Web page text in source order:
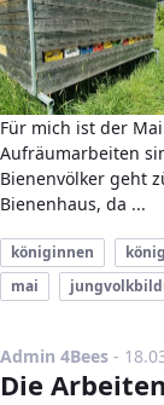
Für mich ist der
Aufräumarbeiten
Bienenvölker geht
Bienenhaus, da ...
königinnen
mai
Admin 4Bees -
Die